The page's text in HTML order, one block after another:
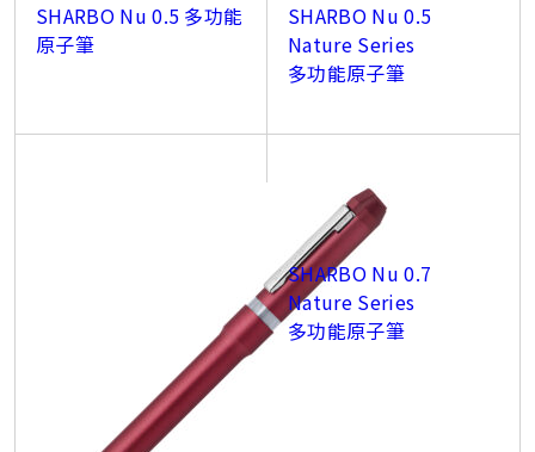
SHARBO Nu 0.5 多功能
原子筆
SHARBO Nu 0.5
Nature Series
多功能原子筆
SHARBO Nu 0.7
Nature Series
多功能原子筆